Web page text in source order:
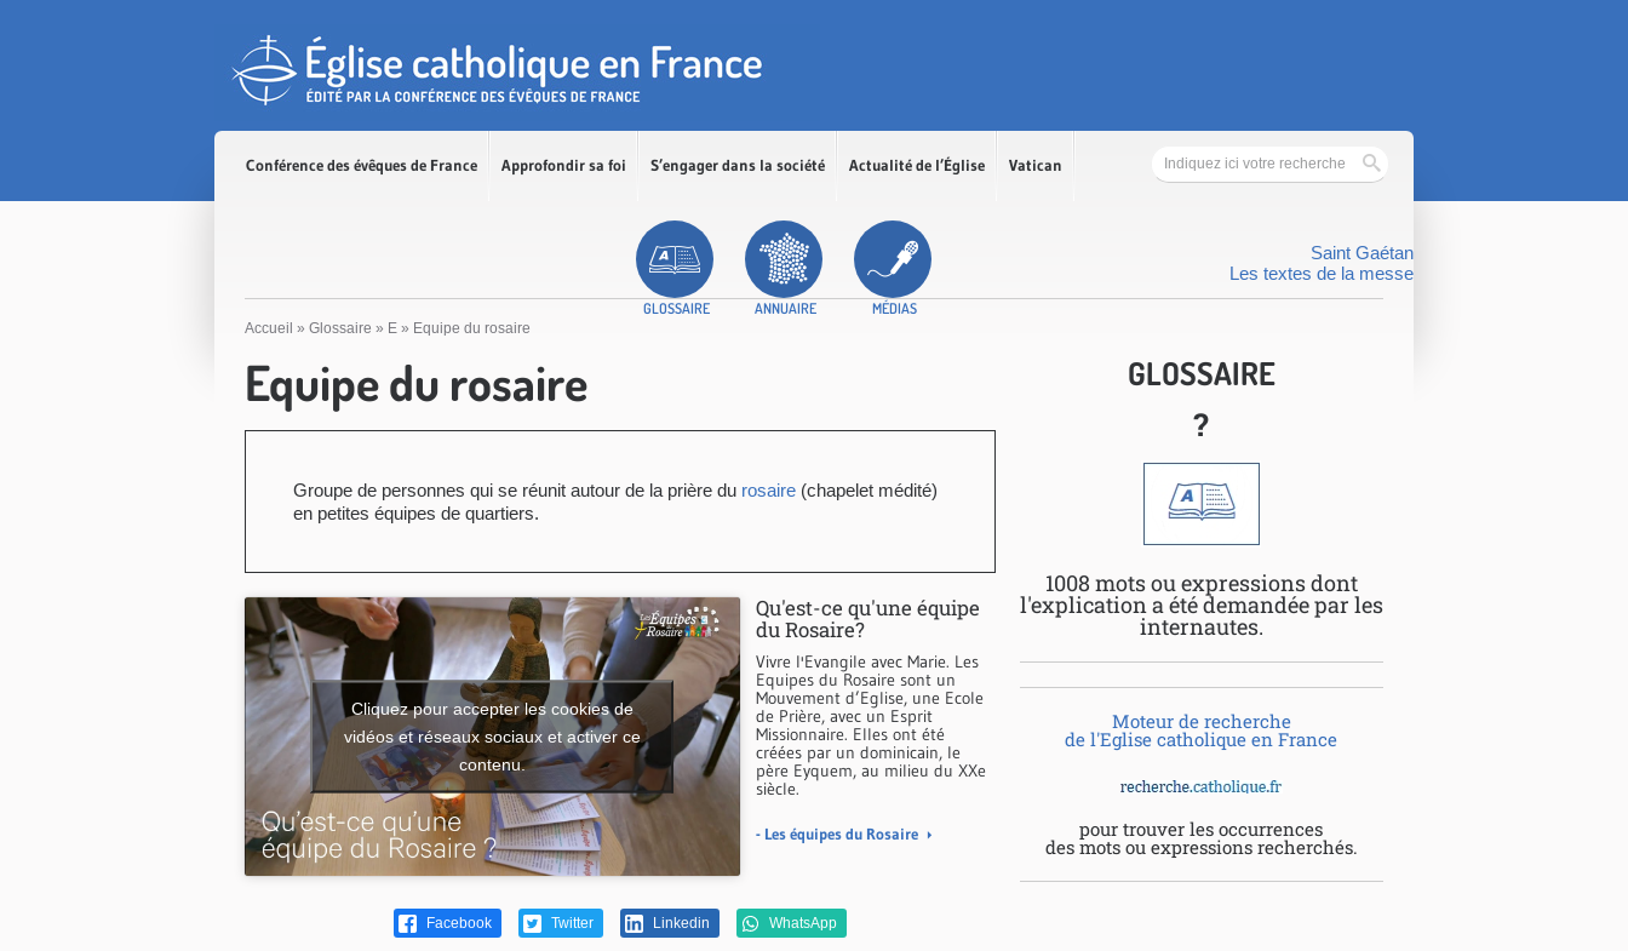
Conférence des évêques de France Approfondir sa foi S’engager dans la société Actualité de l’Église Vatican
GLOSSAIRE ANNUAIRE MÉDIAS
Saint Gaétan
Les textes de la messe
Accueil » Glossaire » E » Equipe du rosaire
Equipe du rosaire
Groupe de personnes qui se réunit autour de la prière du rosaire (chapelet médité)
en petites équipes de quartiers.
Cliquez pour accepter les cookies de
vidéos et réseaux sociaux et activer ce
contenu.
Qu'est-ce qu'une équipe
du Rosaire?
Vivre l'Evangile avec Marie. Les
Equipes du Rosaire sont un
Mouvement d’Eglise, une Ecole
de Prière, avec un Esprit
Missionnaire. Elles ont été
créées par un dominicain, le
père Eyquem, au milieu du XXe
siècle.
- Les équipes du Rosaire
Facebook Twitter Linkedin WhatsApp
GLOSSAIRE
?
1008 mots ou expressions dont
l'explication a été demandée par les
internautes.
Moteur de recherche
de l'Eglise catholique en France
pour trouver les occurrences
des mots ou expressions recherchés.